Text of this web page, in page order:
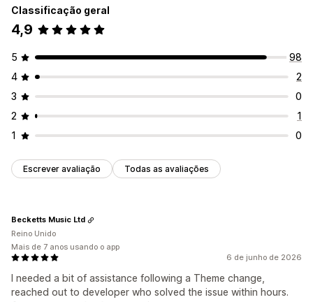
Classificação geral
4,9
5
98
4
2
3
0
2
1
1
0
Escrever avaliação Todas as avaliações
6 de junho de 2026
I needed a bit of assistance following a Theme change,
reached out to developer who solved the issue within hours.
Becketts Music Ltd
Reino Unido
Mais de 7 anos usando o app